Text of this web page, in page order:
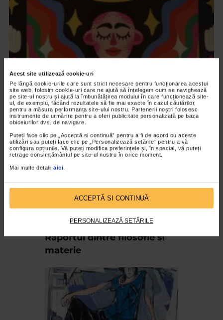
Acest site utilizează cookie-uri
Pe lângă cookie-urile care sunt strict necesare pentru funcționarea acestui
site web, folosim cookie-uri care ne ajută să înțelegem cum se navighează
pe site-ul nostru și ajută la îmbunătățirea modului în care funcționează site-
ul, de exemplu, făcând rezultatele să fie mai exacte în cazul căutărilor,
pentru a măsura performanța site-ului nostru. Partenerii noștri folosesc
instrumente de urmărire pentru a oferi publicitate personalizată pe baza
obiceiurilor dvs. de navigare.
Puteți face clic pe „Acceptă si continuă” pentru a fi de acord cu aceste
utilizări sau puteți face clic pe „Personalizează setările” pentru a vă
configura opțiunile. Vă puteți modifica preferințele și, în special, vă puteți
retrage consimțământul pe site-ul nostru în orice moment.
Mai multe detalii aici.
ACCEPTĂ SI CONTINUĂ
PERSONALIZEAZĂ SETĂRILE
ARTELE SPECTACOLULUI
Expozitia Martie la feminin
3.777 vizualizari
RECOMANDĂRI
Georgeta Stefanescu –
Raportul dintre filosofie si
materie